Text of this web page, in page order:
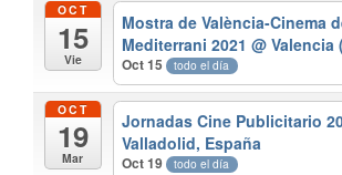
OCT
15
Vie
Mostra de València-Cinema
Mediterrani 2021@ Valencia
Oct 15 todo el día
OCT
19
Mar
Jornadas Cine Publicitario
Valladolid, España
Oct 19 todo el día